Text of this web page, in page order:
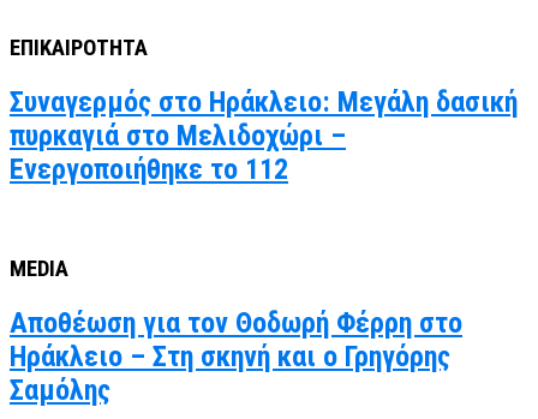
ΕΠΙΚΑΙΡΟΤΗΤΑ
Συναγερμός στο Ηράκλειο: Μεγάλη δασική
πυρκαγιά στο Μελιδοχώρι –
Ενεργοποιήθηκε το 112
MEDIA
Αποθέωση για τον Θοδωρή Φέρρη στο
Ηράκλειο – Στη σκηνή και ο Γρηγόρης
Σαμόλης